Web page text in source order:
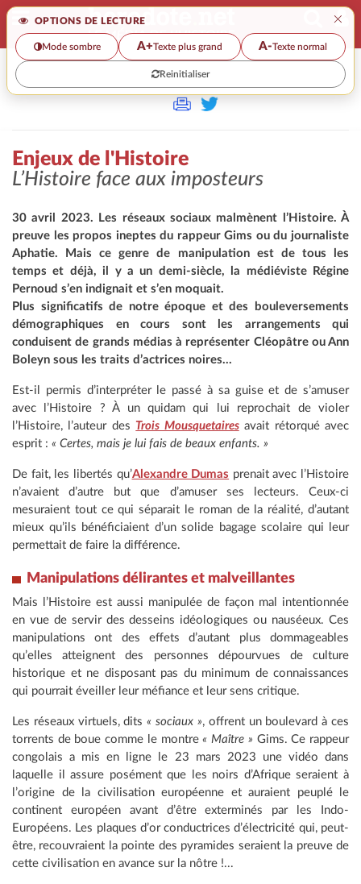
OPTIONS DE LECTURE ×
Mode sombre A+Texte plus grand A-Texte normal
Reinitialiser
>>
Enjeux de l'Histoire
L’Histoire face aux imposteurs
30 avril 2023. Les réseaux sociaux malmènent l’Histoire. À
preuve les propos ineptes du rappeur Gims ou du journaliste
Aphatie. Mais ce genre de manipulation est de tous les
temps et déjà, il y a un demi-siècle, la médiéviste Régine
Pernoud s’en indignait et s’en moquait.
Plus significatifs de notre époque et des bouleversements
démographiques en cours sont les arrangements qui
conduisent de grands médias à représenter Cléopâtre ou Ann
Boleyn sous les traits d’actrices noires…
Est-il permis d’interpréter le passé à sa guise et de s’amuser
avec l’Histoire ? À un quidam qui lui reprochait de violer
l’Histoire, l’auteur desTrois Mousquetairesavait rétorqué avec
esprit : « Certes, mais je lui fais de beaux enfants. »
De fait, les libertés qu’Alexandre Dumas prenait avec l’Histoire
n’avaient d’autre but que d’amuser ses lecteurs. Ceux-ci
mesuraient tout ce qui séparait le roman de la réalité, d’autant
mieux qu’ils bénéficiaient d’un solide bagage scolaire qui leur
permettait de faire la différence.
Manipulations délirantes et malveillantes
Mais l’Histoire est aussi manipulée de façon mal intentionnée
en vue de servir des desseins idéologiques ou nauséeux. Ces
manipulations ont des effets d’autant plus dommageables
qu’elles atteignent des personnes dépourvues de culture
historique et ne disposant pas du minimum de connaissances
qui pourrait éveiller leur méfiance et leur sens critique.
Les réseaux virtuels, dits« sociaux », offrent un boulevard à ces
torrents de boue comme le montre« Maître » Gims. Ce rappeur
congolais a mis en ligne le 23 mars 2023 une vidéo dans
laquelle il assure posément que les noirs d’Afrique seraient à
l’origine de la civilisation européenne et auraient peuplé le
continent européen avant d’être exterminés par les Indo-
Européens. Les plaques d’or conductrices d’électricité qui, peut-
être, recouvraient la pointe des pyramides seraient la preuve de
cette civilisation en avance sur la nôtre !...